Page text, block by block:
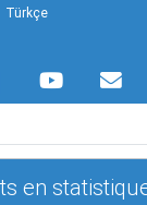
Türkçe
en